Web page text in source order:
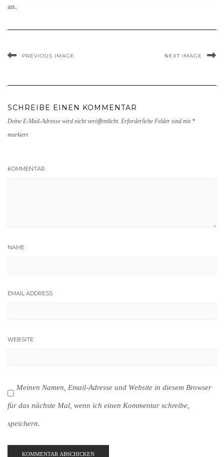
an.
PREVIOUS IMAGE NEXT IMAGE
SCHREIBE EINEN KOMMENTAR
Deine E-Mail-Adresse wird nicht veröffentlicht. Erforderliche Felder sind mit *
markiert
KOMMENTAR
NAME
EMAIL ADDRESS
WEBSITE
Meinen Namen, Email-Adresse und Website in diesem Browser
für das nächste Mal, wenn ich einen Kommentar schreibe,
speichern.